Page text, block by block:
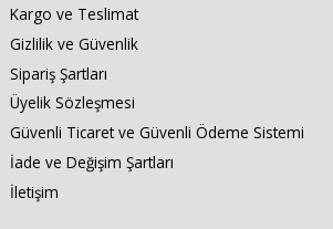
Kargo ve Teslimat
Gizlilik ve Güvenlik
Sipariş Şartları
Üyelik Sözleşmesi
Güvenli Ticaret ve Güvenli Ödeme Sistemi
İade ve Değişim Şartları
İletişim